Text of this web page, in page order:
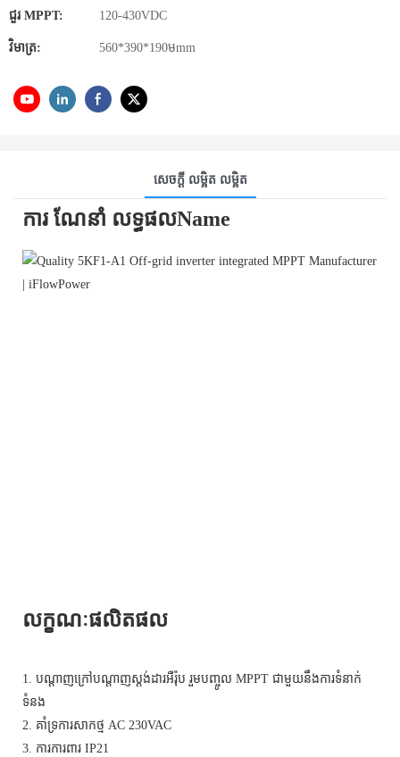
ជួរ MPPT: 120-430VDC
វិមាត្រ: 560*390*190មmm
សេចក្ដី លម្អិត លម្អិត
ការ ណែនាំ លទ្ធផលName
លក្ខណៈផលិតផល
1. បណ្តាញក្រៅបណ្តាញស្តង់ដារអឺរ៉ុប រួមបញ្ចូល MPPT ជាមួយនឹងការទំនាក់
ទំនង
2. គាំទ្រការសាកថ្ម AC 230VAC
3. ការការពារ IP21